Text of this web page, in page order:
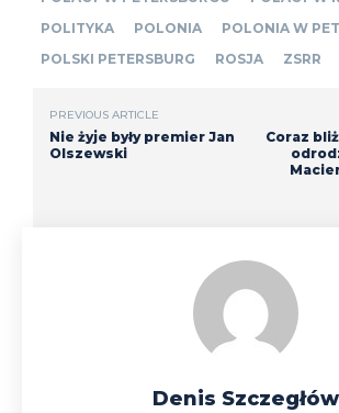
POLITYKA
POLONIA
POLONIA W
POLSKI PETERSBURG
ROSJA ZSRR
PREVIOUS ARTICLE
Nie żyje były premier Jan
Olszewski
Coraz
Denis Szczegłów